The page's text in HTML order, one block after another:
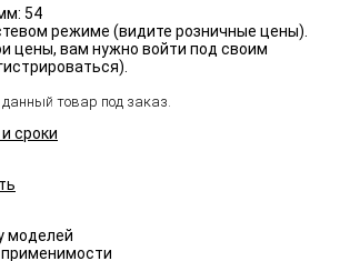
54
режиме (видите розничные цены).
цены, вам нужно войти под своим
товар под заказ.
сроки